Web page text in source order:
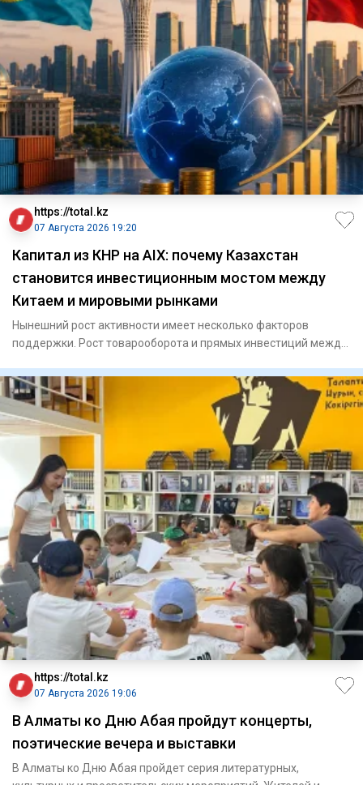
https://total.kz
07 Августа 2026 19:20
Капитал из КНР на AIX: почему Казахстан
становится инвестиционным мостом между
Китаем и мировыми рынками
Нынешний рост активности имеет несколько факторов
поддержки. Рост товарооборота и прямых инвестиций между
https://total.kz
07 Августа 2026 19:06
В Алматы ко Дню Абая пройдут концерты,
поэтические вечера и выставки
В Алматы ко Дню Абая пройдет серия литературных,